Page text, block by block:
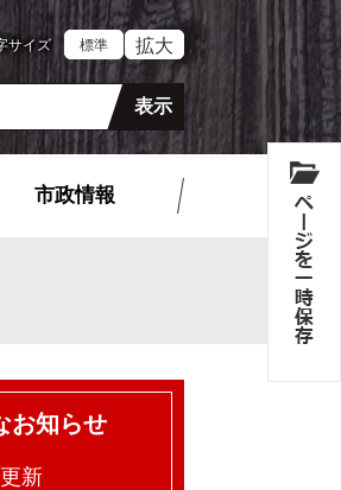
サイズ 標準 拡大
市政情報
お知らせ
新